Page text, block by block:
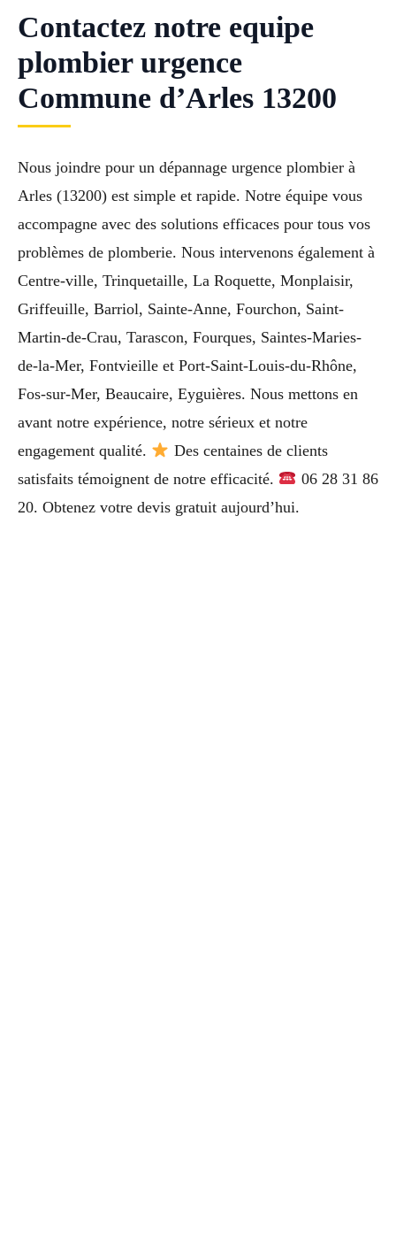
Contactez notre equipe
plombier urgence
Commune d’Arles 13200
Nous joindre pour un dépannage urgence plombier à
Arles (13200) est simple et rapide. Notre équipe vous
accompagne avec des solutions efficaces pour tous vos
problèmes de plomberie. Nous intervenons également à
Centre-ville, Trinquetaille, La Roquette, Monplaisir,
Griffeuille, Barriol, Sainte-Anne, Fourchon, Saint-
Martin-de-Crau, Tarascon, Fourques, Saintes-Maries-
de-la-Mer, Fontvieille et Port-Saint-Louis-du-Rhône,
Fos-sur-Mer, Beaucaire, Eyguières. Nous mettons en
avant notre expérience, notre sérieux et notre
engagement qualité.
Des centaines de clients
satisfaits témoignent de notre efficacité.
06 28 31 86
20. Obtenez votre devis gratuit aujourd’hui.